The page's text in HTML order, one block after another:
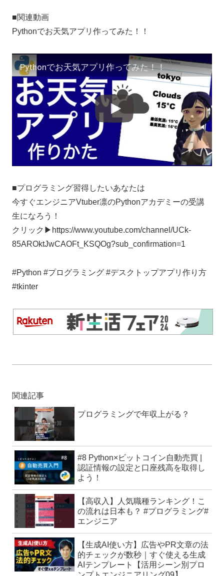
■関連動画
Pythonでお天気アプリ作ってみた！！
Pythonでお天気アプリ作ってみた！！
■プログラミング習得したいあなたは
今すぐエンジニアVtuber凛のPythonアカデミーの受講
生になろう！
クリック▶︎https://www.youtube.com/channel/UCk-
85AROktJwCAOFt_KSQOg?sub_confirmation=1
#Python #プログラミング #デスクトップアプリ作り方
#tkinter
関連記事
プログラミングで年収上がる？
#8 Python×ビットコイン自動売買 |
認証情報の設定と口座残高を取得し
よう！
【高収入】人気職種ランキング！こ
の流れは日本も？ #プログラミング#
エンジニア
【生成AI使い方】広告やPR文章の法
的チェックが数秒｜すぐ使える生成
AIテンプレート【活用シーン別プロ